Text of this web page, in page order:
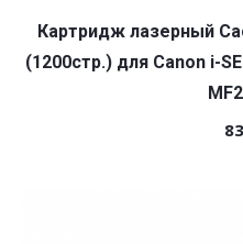
Картридж лазерный
(1200стр.) для Canon i-